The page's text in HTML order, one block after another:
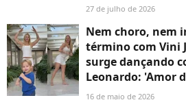
27 de julho de 2026
Nem choro, nem
término com Vini
surge dançando
Leonardo: 'Amor
16 de maio de 2026